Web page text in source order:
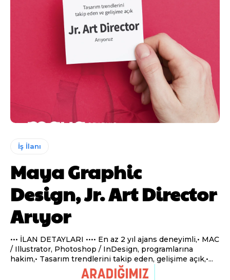
İş İlanı
Maya Graphic
Design, Jr. Art Director
Arıyor
••• İLAN DETAYLARI •••• En az 2 yıl ajans deneyimli,• MAC
/ Illustrator, Photoshop / InDesign, programlarına
hakim,• Tasarım trendlerini takip eden, gelişime açık,•...